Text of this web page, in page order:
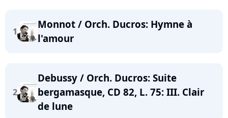
1
Monnot / Orch. Ducros: Hymne à
l'amour
2
Debussy / Orch. Ducros: Suite
bergamasque, CD 82, L. 75: III. Clair
de lune